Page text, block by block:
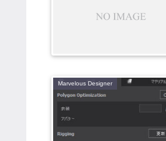
Marvelous Designer